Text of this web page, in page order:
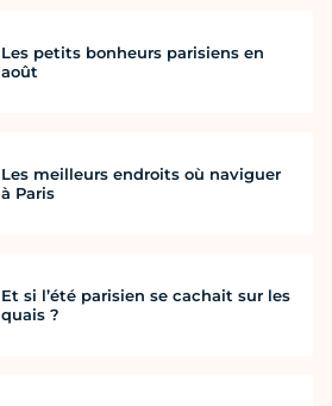
Les petits bonheurs parisiens en
août
Les meilleurs endroits où naviguer
à Paris
Et si l’été parisien se cachait sur les
quais ?